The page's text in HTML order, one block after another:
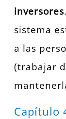
inversores
sistema
a las
(trabajar
Capítulo